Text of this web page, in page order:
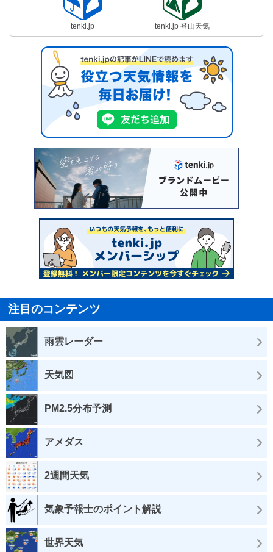
tenki.jp tenki.jp 登山天気
注目のコンテンツ
雨雲レーダー
天気図
PM2.5分布予測
アメダス
2週間天気
気象予報士のポイント解説
世界天気